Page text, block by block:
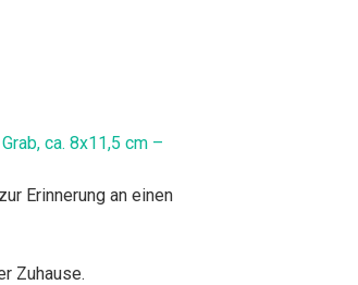
ca. 8x11,5 cm –
Erinnerung an einen
Zuhause.